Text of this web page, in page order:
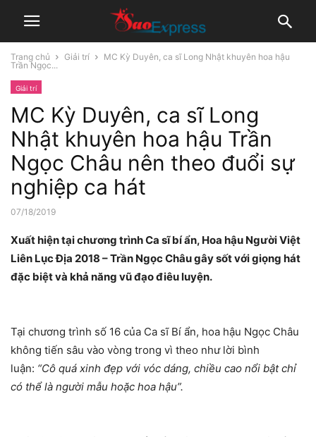
Trang chủ Giải trí
MC Kỳ Duyên, ca sĩ Long Nhật khuyên hoa hậu
Trần Ngọc...
Giải trí
MC Kỳ Duyên, ca sĩ Long
Nhật khuyên hoa hậu Trần
Ngọc Châu nên theo đuổi sự
nghiệp ca hát
07/18/2019
Xuất hiện tại chương trình Ca sĩ bí ẩn, Hoa hậu Người Việt
Liên Lục Địa 2018 – Trần Ngọc Châu gây sốt với giọng hát
đặc biệt và khả năng vũ đạo điêu luyện.
Tại chương trình số 16 của Ca sĩ Bí ẩn, hoa hậu Ngọc Châu
không tiến sâu vào vòng trong vì theo như lời bình
luận: “Cô quá xinh đẹp với vóc dáng, chiều cao nổi bật chỉ
có thể là người mẫu hoặc hoa hậu”.